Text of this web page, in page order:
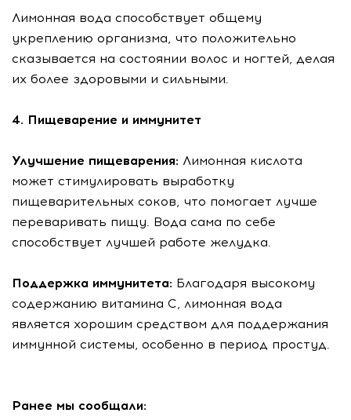
Лимонная вода способствует общему
укреплению организма, что положительно
сказывается на состоянии волос и ногтей, делая
их более здоровыми и сильными.
4. Пищеварение и иммунитет
Улучшение пищеварения: Лимонная кислота
может стимулировать выработку
пищеварительных соков, что помогает лучше
переваривать пищу. Вода сама по себе
способствует лучшей работе желудка.
Поддержка иммунитета: Благодаря высокому
содержанию витамина С, лимонная вода
является хорошим средством для поддержания
иммунной системы, особенно в период простуд.
Ранее мы сообщали: